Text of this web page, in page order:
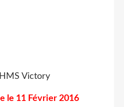
Victory
le 11 Février 2016